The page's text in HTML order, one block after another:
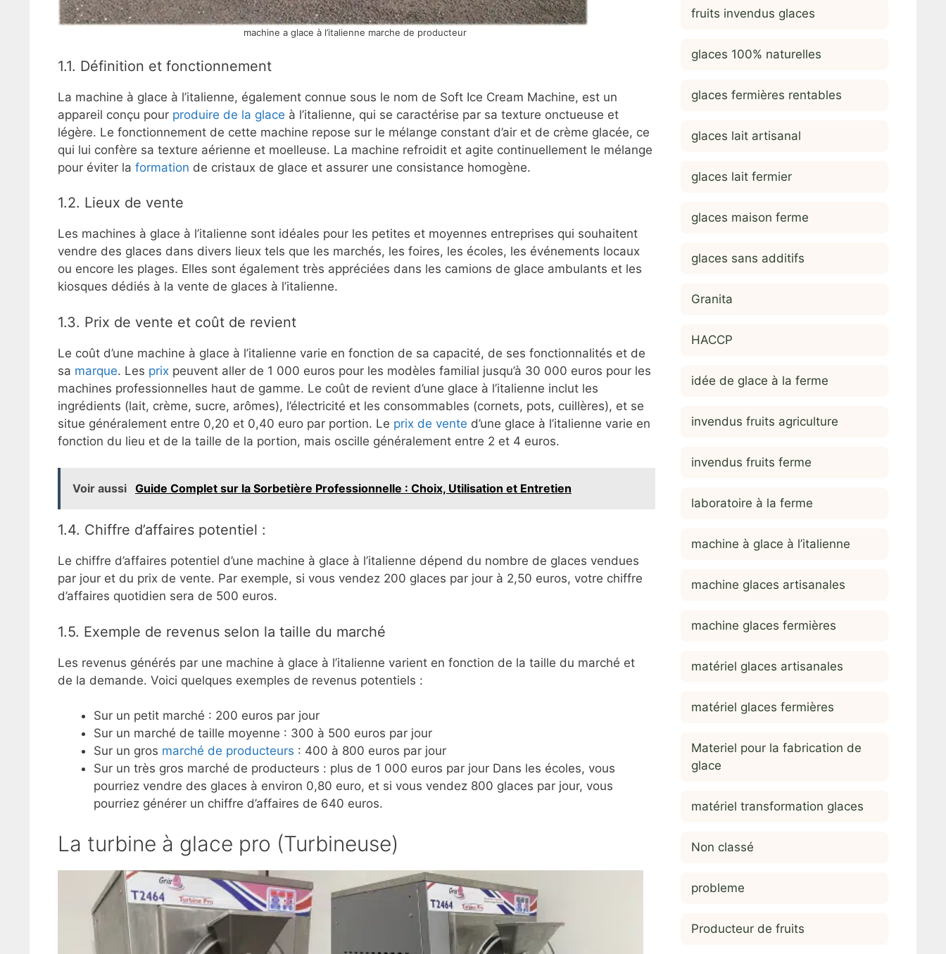
machine a glace à l’italienne marche de producteur
1.1. Définition et fonctionnement
La machine à glace à l’italienne, également connue sous le nom de Soft Ice Cream Machine, est un
appareil conçu pour produire de la glace à l’italienne, qui se caractérise par sa texture onctueuse et
légère. Le fonctionnement de cette machine repose sur le mélange constant d’air et de crème glacée, ce
qui lui confère sa texture aérienne et moelleuse. La machine refroidit et agite continuellement le mélange
pour éviter la formation de cristaux de glace et assurer une consistance homogène.
1.2. Lieux de vente
Les machines à glace à l’italienne sont idéales pour les petites et moyennes entreprises qui souhaitent
vendre des glaces dans divers lieux tels que les marchés, les foires, les écoles, les événements locaux
ou encore les plages. Elles sont également très appréciées dans les camions de glace ambulants et les
kiosques dédiés à la vente de glaces à l’italienne.
1.3. Prix de vente et coût de revient
Le coût d’une machine à glace à l’italienne varie en fonction de sa capacité, de ses fonctionnalités et de
sa marque. Les prix peuvent aller de 1 000 euros pour les modèles familial jusqu’à 30 000 euros pour les
machines professionnelles haut de gamme. Le coût de revient d’une glace à l’italienne inclut les
ingrédients (lait, crème, sucre, arômes), l’électricité et les consommables (cornets, pots, cuillères), et se
situe généralement entre 0,20 et 0,40 euro par portion. Le prix de vente d’une glace à l’italienne varie en
fonction du lieu et de la taille de la portion, mais oscille généralement entre 2 et 4 euros.
Voir aussi Guide Complet sur la Sorbetière Professionnelle : Choix, Utilisation et Entretien
1.4. Chiffre d’affaires potentiel :
Le chiffre d’affaires potentiel d’une machine à glace à l’italienne dépend du nombre de glaces vendues
par jour et du prix de vente. Par exemple, si vous vendez 200 glaces par jour à 2,50 euros, votre chiffre
d’affaires quotidien sera de 500 euros.
1.5. Exemple de revenus selon la taille du marché
Les revenus générés par une machine à glace à l’italienne varient en fonction de la taille du marché et
de la demande. Voici quelques exemples de revenus potentiels :
Sur un petit marché : 200 euros par jour
Sur un marché de taille moyenne : 300 à 500 euros par jour
Sur un gros marché de producteurs : 400 à 800 euros par jour
Sur un très gros marché de producteurs : plus de 1 000 euros par jour Dans les écoles, vous
pourriez vendre des glaces à environ 0,80 euro, et si vous vendez 800 glaces par jour, vous
pourriez générer un chiffre d’affaires de 640 euros.
La turbine à glace pro (Turbineuse)
fruits invendus glaces
glaces 100% naturelles
glaces fermières rentables
glaces lait artisanal
glaces lait fermier
glaces maison ferme
glaces sans additifs
Granita
HACCP
idée de glace à la ferme
invendus fruits agriculture
invendus fruits ferme
laboratoire à la ferme
machine à glace à l’italienne
machine glaces artisanales
machine glaces fermières
matériel glaces artisanales
matériel glaces fermières
Materiel pour la fabrication de
glace
matériel transformation glaces
Non classé
probleme
Producteur de fruits